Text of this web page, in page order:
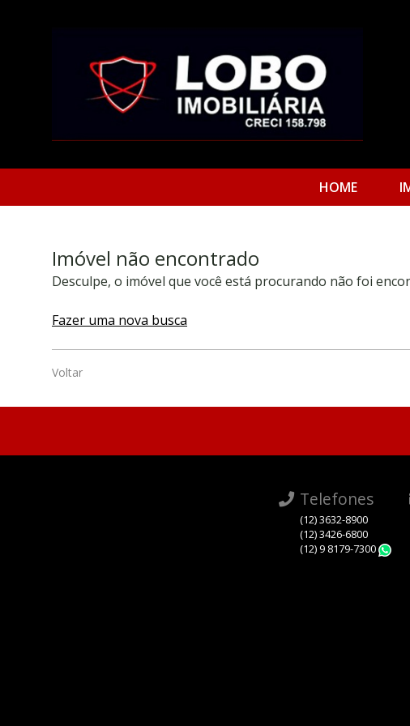
HOME
Imóvel não encontrado
Desculpe, o imóvel que você está procurando não foi
Fazer uma nova busca
Voltar
Telefones
(12) 3632-8900
(12) 3426-6800
(12) 9 8179-7300